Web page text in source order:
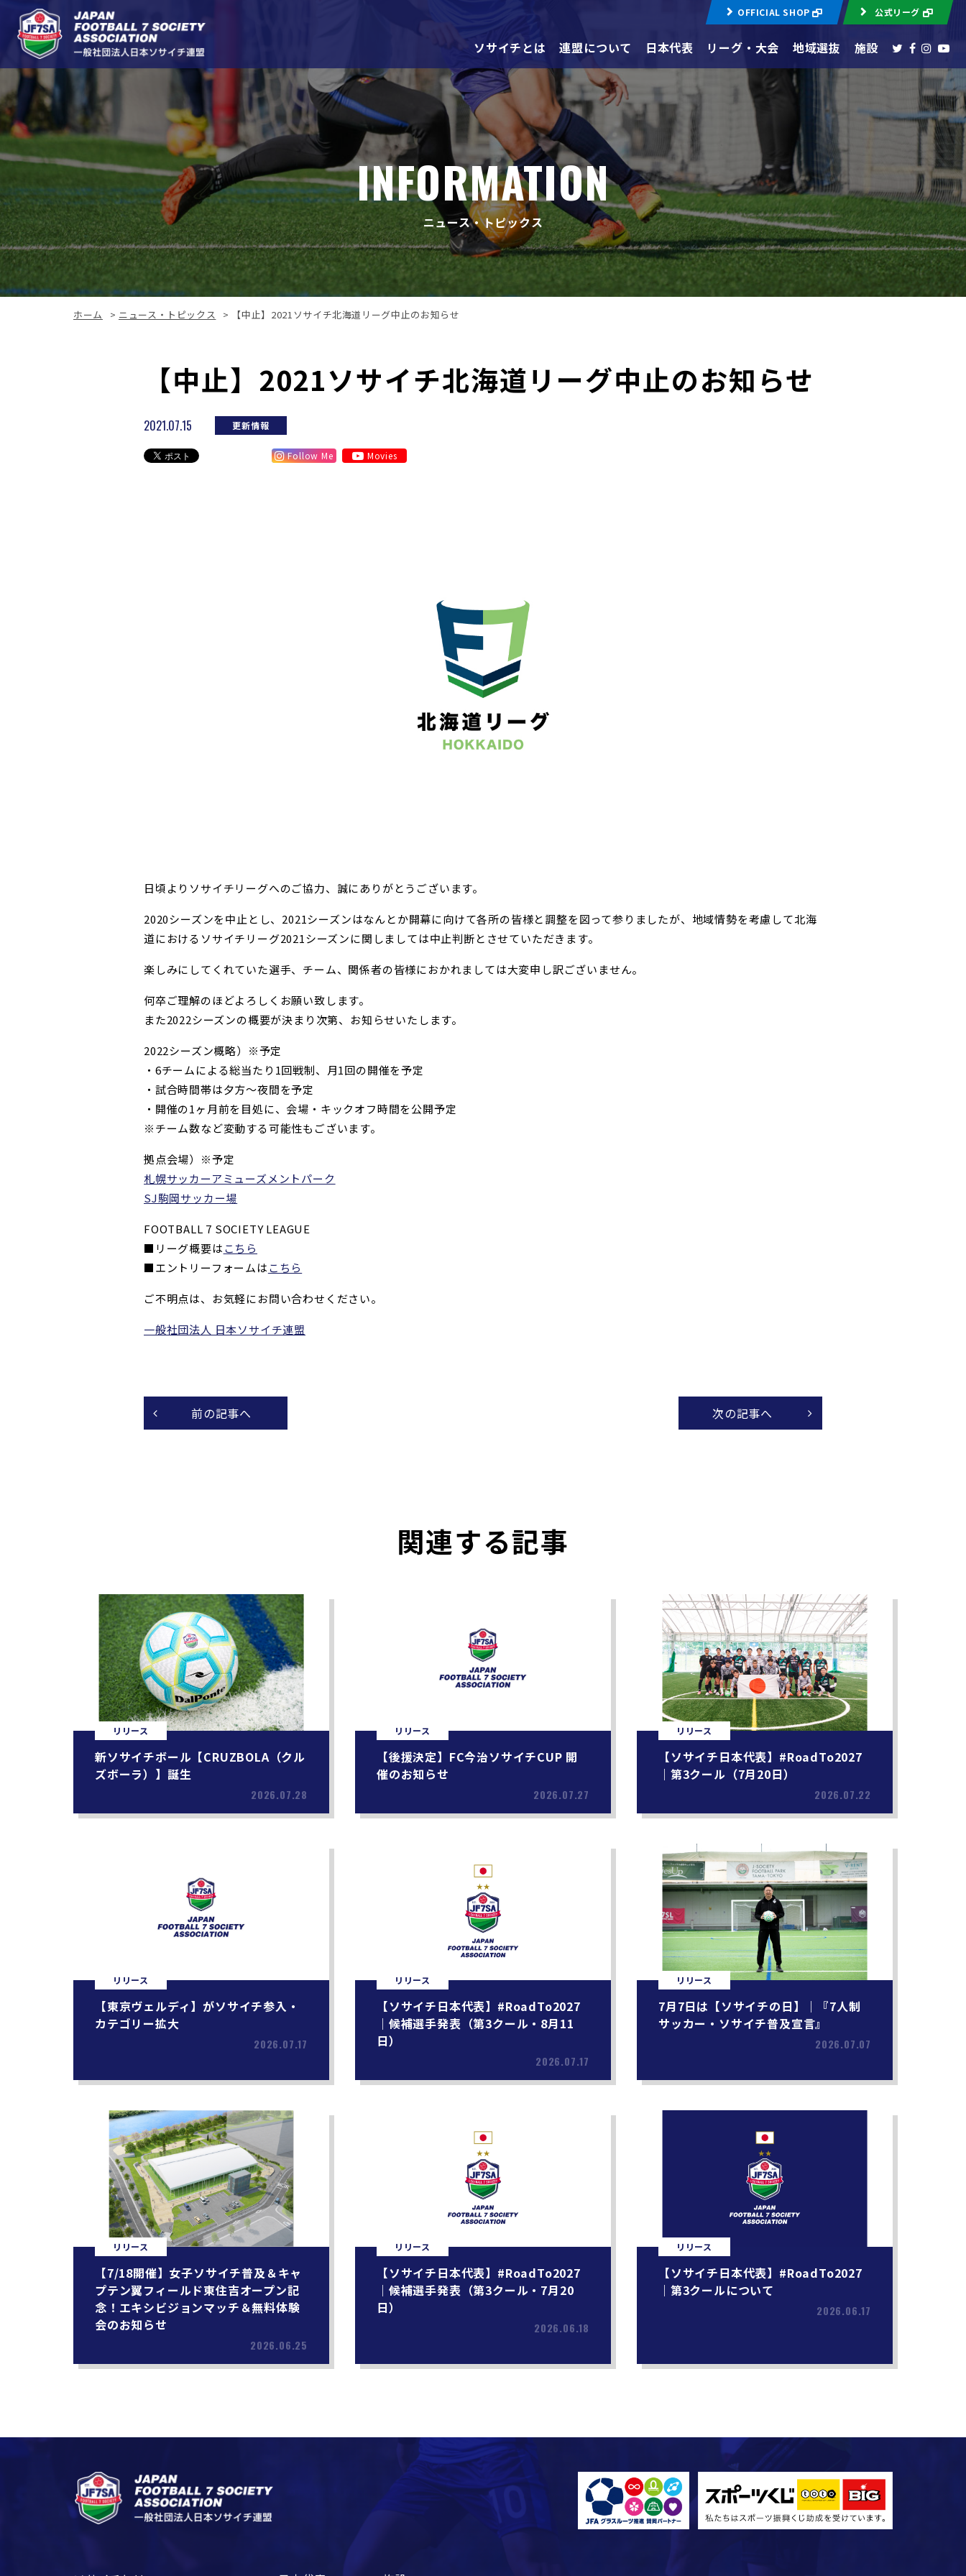
OFFICIAL SHOP 公式リーグ
ソサイチとは 連盟について 日本代表 リーグ・大会 地域選抜 施設
INFORMATION
ニュース・トピックス
ホーム > ニュース・トピックス > 【中止】2021ソサイチ北海道リーグ中止のお知らせ
【中止】2021ソサイチ北海道リーグ中止のお知らせ
2021.07.15 更新情報
Follow Me Movies
日頃よりソサイチリーグへのご協力、誠にありがとうございます。
2020シーズンを中止とし、2021シーズンはなんとか開幕に向けて各所の皆様と調整を図って参りましたが、地域情勢を考慮して北海
道におけるソサイチリーグ2021シーズンに関しましては中止判断とさせていただきます。
楽しみにしてくれていた選手、チーム、関係者の皆様におかれましては大変申し訳ございません。
何卒ご理解のほどよろしくお願い致します。
また2022シーズンの概要が決まり次第、お知らせいたします。
2022シーズン概略）※予定
・6チームによる総当たり1回戦制、月1回の開催を予定
・試合時間帯は夕方〜夜間を予定
・開催の1ヶ月前を目処に、会場・キックオフ時間を公開予定
※チーム数など変動する可能性もございます。
拠点会場）※予定
札幌サッカーアミューズメントパーク
SJ駒岡サッカー場
FOOTBALL 7 SOCIETY LEAGUE
■リーグ概要はこちら
■エントリーフォームはこちら
ご不明点は、お気軽にお問い合わせください。
一般社団法人 日本ソサイチ連盟
前の記事へ 次の記事へ
関連する記事
リリース
新ソサイチボール【CRUZBOLA（クル
ズボーラ）】誕生
2026.07.28
リリース
【後援決定】FC今治ソサイチCUP 開
催のお知らせ
2026.07.27
リリース
【ソサイチ日本代表】#RoadTo2027
｜第3クール（7月20日）
2026.07.22
リリース
【東京ヴェルディ】がソサイチ参入・
カテゴリー拡大
2026.07.17
リリース
【ソサイチ日本代表】#RoadTo2027
｜候補選手発表（第3クール・8月11
日）
2026.07.17
リリース
7月7日は【ソサイチの日】｜『7人制
サッカー・ソサイチ普及宣言』
2026.07.07
リリース
【7/18開催】女子ソサイチ普及＆キャ
プテン翼フィールド東住吉オープン記
念！エキシビジョンマッチ＆無料体験
会のお知らせ
2026.06.25
リリース
【ソサイチ日本代表】#RoadTo2027
｜候補選手発表（第3クール・7月20
日）
2026.06.18
リリース
【ソサイチ日本代表】#RoadTo2027
｜第3クールについて
2026.06.17